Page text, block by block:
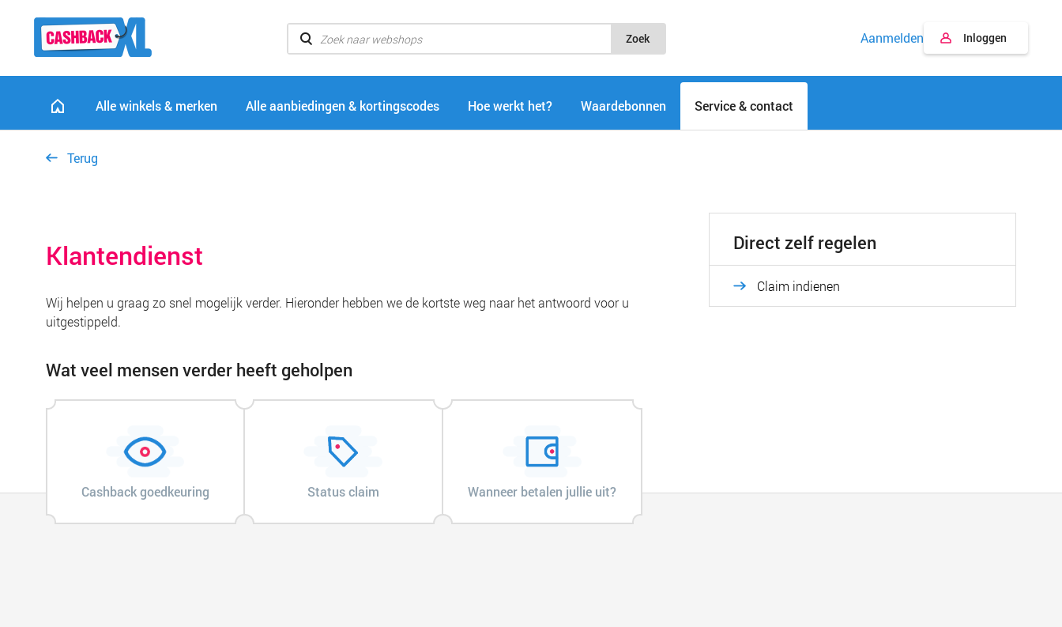
Zoek Aanmelden Inloggen
Alle winkels & merken Alle aanbiedingen & kortingscodes Hoe werkt het? Waardebonnen Service & contact
Terug
Klantendienst
Wij helpen u graag zo snel mogelijk verder. Hieronder hebben we de kortste weg naar het antwoord voor u
uitgestippeld.
Wat veel mensen verder heeft geholpen
Cashback goedkeuring Status claim Wanneer betalen jullie uit?
Direct zelf regelen
Claim indienen